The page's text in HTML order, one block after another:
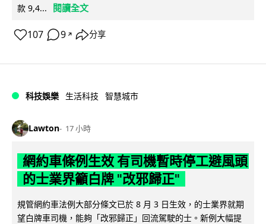
款 9,4...
閱讀全文
107 9 ↗ 分享
科技娛樂 生活科技 智慧城市
Lawton 17 小時
網約車條例生效 有司機暫時停工避風頭
的士業界籲白牌 "改邪歸正"
規管網約車法例大部分條文已於 8 月 3 日生效，的士業界就期
望白牌車司機，能夠「改邪歸正」回流駕駛的士。新例大幅提